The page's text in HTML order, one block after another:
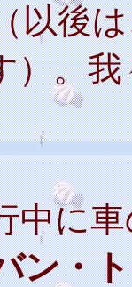
以後
）。
に車
ン・